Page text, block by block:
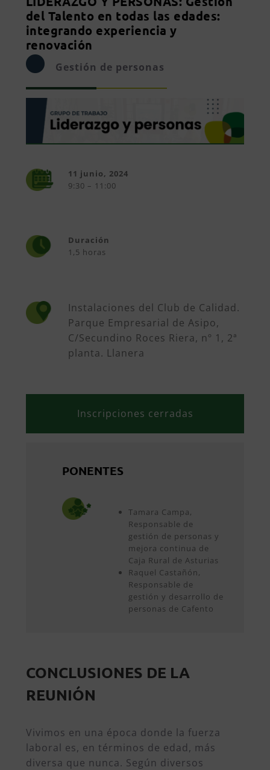
del Talento en todas las edades:
integrando experiencia y
renovación
Gestión de personas
11 junio, 2024
9:30 – 11:00
Duración
1,5 horas
Instalaciones del Club de Calidad.
Parque Empresarial de Asipo,
C/Secundino Roces Riera, nº 1, 2ª
planta. Llanera
Inscripciones cerradas
PONENTES
Tamara Campa,
Responsable de
gestión de personas y
mejora continua de
Caja Rural de Asturias
Raquel Castañón,
Responsable de
gestión y desarrollo de
personas de Cafento
CONCLUSIONES DE LA
REUNIÓN
Vivimos en una época donde la fuerza
laboral es, en términos de edad, más
diversa que nunca. Según diversos